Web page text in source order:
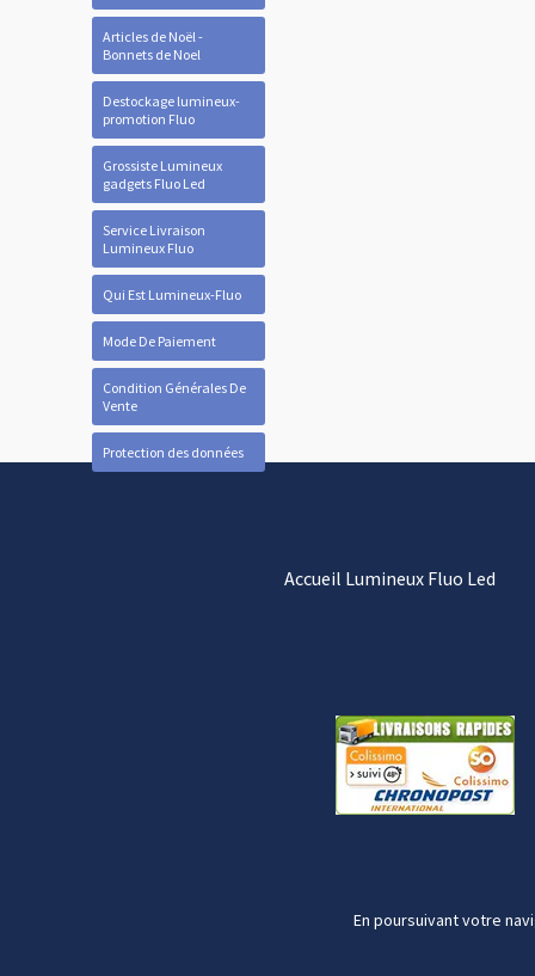
Articles de Noël -
Bonnets de Noel
Destockage lumineux-
promotion Fluo
Grossiste Lumineux
gadgets Fluo Led
Service Livraison
Lumineux Fluo
Qui Est Lumineux-Fluo
Mode De Paiement
Condition Générales De
Vente
Protection des données
Accueil Lumineux Fluo Led
En poursuivant votre